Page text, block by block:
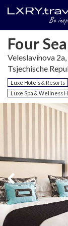
Four
Veleslavínova
Tsjechische
Luxe Hotels & Resorts
Luxe Spa & Wellness